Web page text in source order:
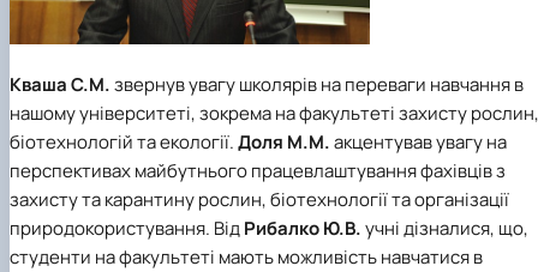
Кваша С.М.звернув увагу школярів на переваги навчання в
нашому університеті, зокрема на факультеті захисту рослин,
біотехнологій та екології.Доля М.М.акцентував увагу на
перспективах майбутнього працевлаштування фахівців з
захисту та карантину рослин, біотехнології та організації
природокористування. ВідРибалко Ю.В.учні дізналися, що,
студенти на факультеті мають можливість навчатися в